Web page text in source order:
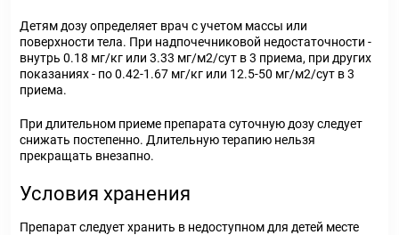
Детям дозу определяет врач с учетом массы или
поверхности тела. При надпочечниковой недостаточности -
внутрь 0.18 мг/кг или 3.33 мг/м2/сут в 3 приема, при других
показаниях - по 0.42-1.67 мг/кг или 12.5-50 мг/м2/сут в 3
приема.
При длительном приеме препарата суточную дозу следует
снижать постепенно. Длительную терапию нельзя
прекращать внезапно.
Условия хранения
Препарат следует хранить в недоступном для детей месте